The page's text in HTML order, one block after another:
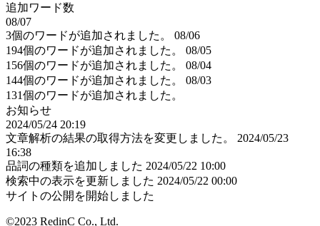
追加ワード数
08/07
3個のワードが追加されました。
08/06
194個のワードが追加されました。
08/05
156個のワードが追加されました。
08/04
144個のワードが追加されました。
08/03
131個のワードが追加されました。
お知らせ
2024/05/24 20:19
文章解析の結果の取得方法を変更しました。
2024/05/23
16:38
品詞の種類を追加しました 2024/05/22 10:00
検索中の表示を更新しました 2024/05/22 00:00
サイトの公開を開始しました
©2023 RedinC Co., Ltd.